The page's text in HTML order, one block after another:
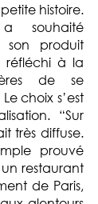
histoire.
a souhaité
son produit
réfléchi à la
de se
choix s’est
“Sur
très diffuse.
prouvé
restaurant
de Paris,